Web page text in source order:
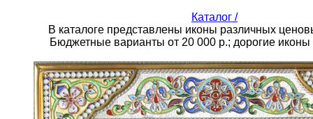
Каталог /
В каталоге представлены иконы различных
Бюджетные варианты от 20 000 р.; дорогие иконы